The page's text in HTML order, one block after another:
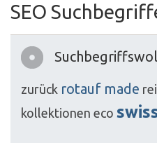
SEO
zurück rotauf made
kollektionen eco